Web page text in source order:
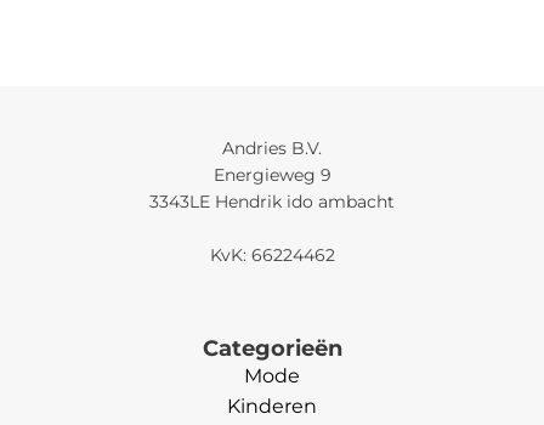
Andries B.V.
Energieweg 9
3343LE Hendrik ido ambacht
KvK: 66224462
Categorieën
Mode
Kinderen